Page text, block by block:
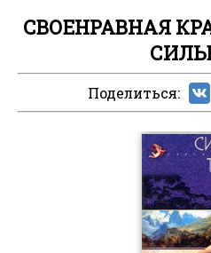
СВОЕНРАВНАЯ
Поделиться: